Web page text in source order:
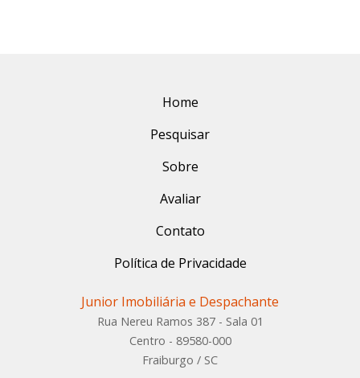
Home
Pesquisar
Sobre
Avaliar
Contato
Política de Privacidade
Junior Imobiliária e Despachante
Rua Nereu Ramos 387 - Sala 01
Centro - 89580-000
Fraiburgo / SC